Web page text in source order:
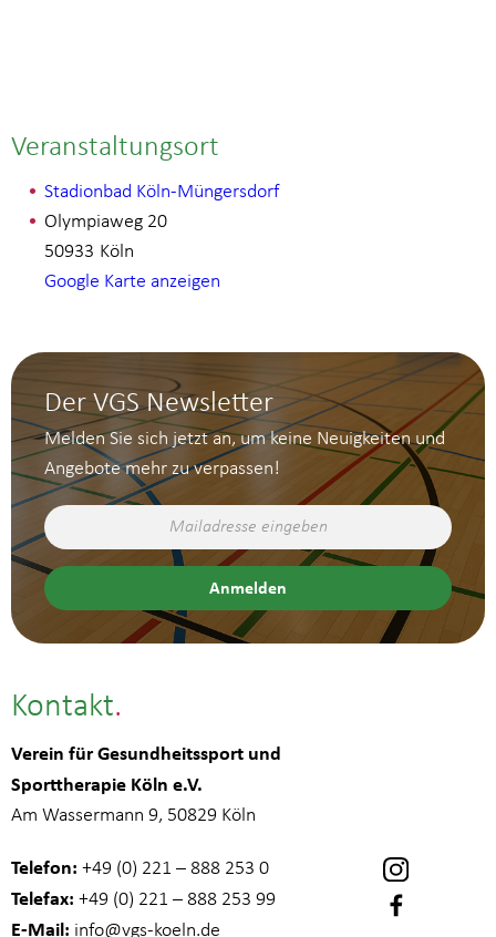
Veranstaltungsort
Stadionbad Köln-Müngersdorf
Olympiaweg 20
Köln
50933
Google Karte anzeigen
Der VGS Newsletter
Melden Sie sich jetzt an, um keine Neuigkeiten und
Angebote mehr zu verpassen!
Kontakt
Verein für Gesundheitssport und
Sporttherapie Köln e.V.
Am Wassermann 9, 50829 Köln
Telefon: +49 (0) 221 – 888 253 0
Telefax: +49 (0) 221 – 888 253 99
E-Mail: info@vgs-koeln.de